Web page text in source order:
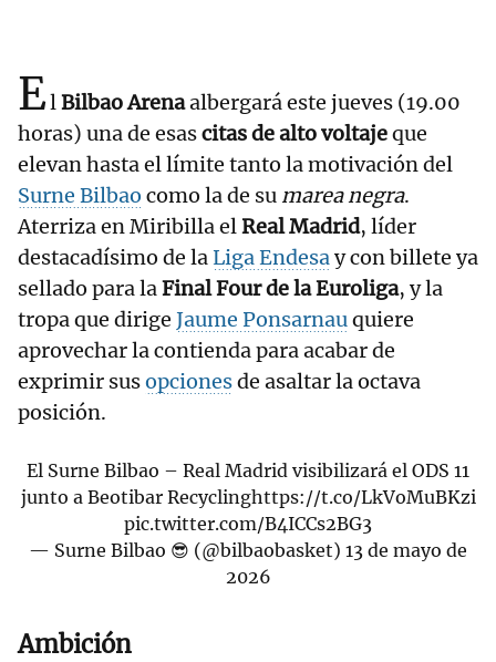
ElBilbao Arenaalbergará este jueves (19.00
horas) una de esascitas de alto voltajeque
elevan hasta el límite tanto la motivación del
Surne Bilbao como la de su marea negra.
Aterriza en Miribilla elReal Madrid, líder
destacadísimo de laLiga Endesay con billete ya
sellado para laFinal Four de la Euroliga, y la
tropa que dirige Jaume Ponsarnauquiere
aprovechar la contienda para acabar de
exprimir susopcionesde asaltar la octava
posición.
El Surne Bilbao – Real Madrid visibilizará el ODS 11
junto a Beotibar Recyclinghttps://t.co/LkVoMuBKzi
pic.twitter.com/B4ICCs2BG3
— Surne Bilbao 😎 (@bilbaobasket) 13 de mayo de
2026
Ambición